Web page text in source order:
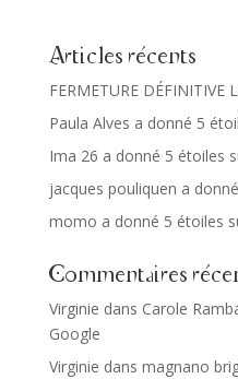
Articles récents
FERMETURE DÉFINITIVE
Paula Alves a donné 5
Ima 26 a donné 5 étoiles
jacques pouliquen a
momo a donné 5 étoiles
Commentaires
Virginie dans Carole
Google
Virginie dans magnano